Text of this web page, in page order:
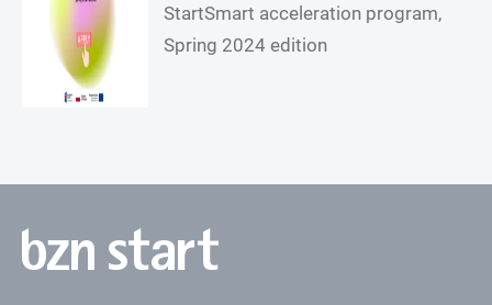
StartSmart acceleration program,
Spring 2024 edition